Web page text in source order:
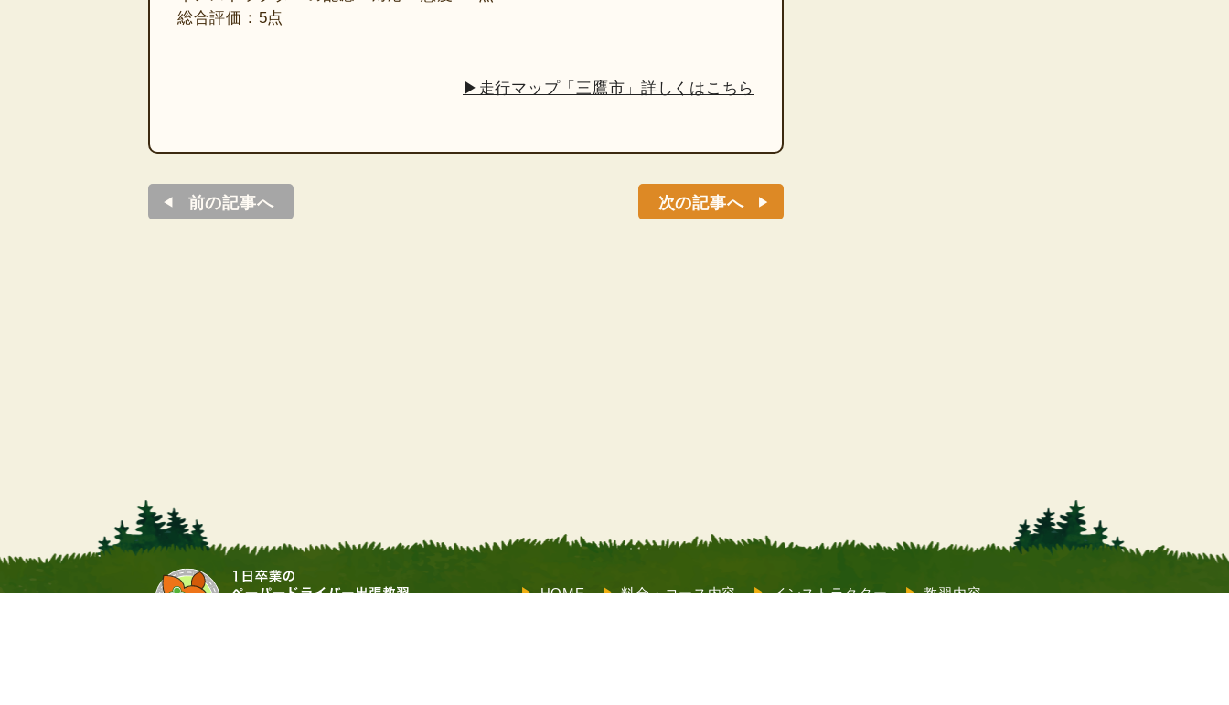
総合評価：5点
▶走行マップ「三鷹市」詳しくはこちら
前の記事へ 次の記事へ
HOME 料金・コース内容 インストラクター 教習内容